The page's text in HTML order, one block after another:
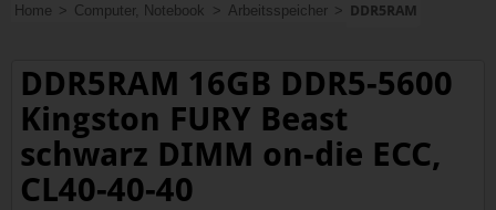
Home Computer, Notebook Arbeitsspeicher DDR5RAM
DDR5RAM 16GB DDR5-5600
Kingston FURY Beast
schwarz DIMM on-die ECC,
CL40-40-40